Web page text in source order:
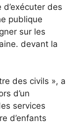
d’exécuter des
publique
sur les
devant la
des civils », a
d’un
services
d’enfants